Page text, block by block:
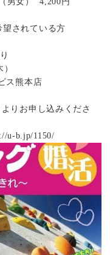
れている方
熊本店
申し込みくださ
u-b.jp/1150/